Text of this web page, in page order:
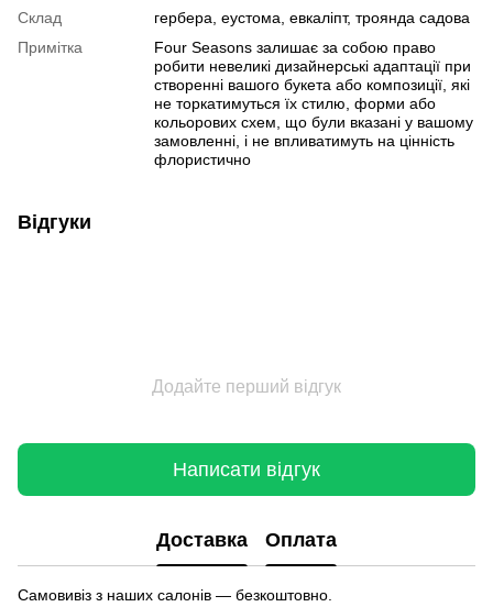
Склад
гербера, еустома, евкаліпт, троянда садова
Примітка
Four Seasons залишає за собою право
робити невеликі дизайнерські адаптації при
створенні вашого букета або композиції, які
не торкатимуться їх стилю, форми або
кольорових схем, що були вказані у вашому
замовленні, і не впливатимуть на цінність
флористично
Відгуки
Додайте перший відгук
Написати відгук
Доставка Оплата
Самовивіз з наших салонів — безкоштовно.